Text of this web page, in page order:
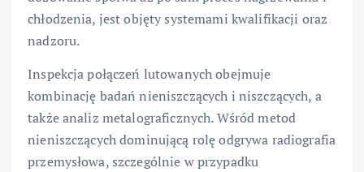
chłodzenia, jest objęty systemami kwalifikacji oraz
nadzoru.
Inspekcja połączeń lutowanych obejmuje
kombinację badań nieniszczących i niszczących, a
także analiz metalograficznych. Wśród metod
nieniszczących dominującą rolę odgrywa radiografia
przemysłowa, szczególnie w przypadku